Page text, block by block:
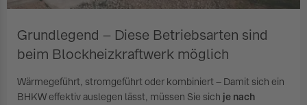
Grundlegend – Diese Betriebsarten sind
beim Blockheizkraftwerk möglich
Wärmegeführt, stromgeführt oder kombiniert – Damit sich ein
BHKW effektiv auslegen lässt, müssen Sie sich je nach